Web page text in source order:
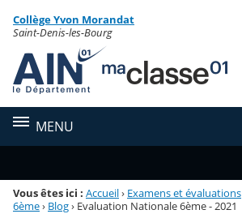
Menu de la rubrique
Contenu
Collège Yvon Morandat
Saint-Denis-les-Bourg
MENU
Vous êtes ici : Accueil› Examens et évaluations
6ème› Blog› Evaluation Nationale 6ème - 2021